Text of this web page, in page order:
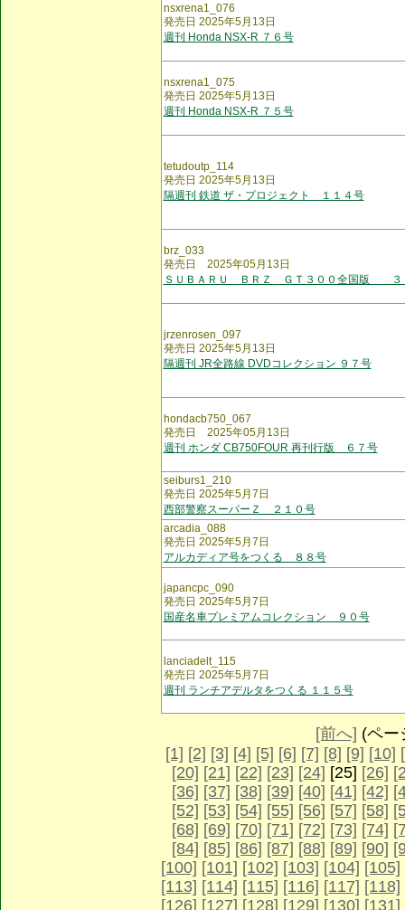
nsxrena1_076
発売日 2025年5月13日
週刊 Honda NSX-R ７６号
nsxrena1_075
発売日 2025年5月13日
週刊 Honda NSX-R ７５号
tetudoutp_114
発売日 2025年5月13日
隔週刊 鉄道 ザ・プロジェクト １１４号
brz_033
発売日 2025年05月13日
ＳＵＢＡＲＵ ＢＲＺ ＧＴ３００全国版 ３
jrzenrosen_097
発売日 2025年5月13日
隔週刊 JR全路線 DVDコレクション ９７号
hondacb750_067
発売日 2025年05月13日
週刊 ホンダ CB750FOUR 再刊行版 ６７号
seiburs1_210
発売日 2025年5月7日
西部警察スーパーＺ ２１０号
arcadia_088
発売日 2025年5月7日
アルカディア号をつくる ８８号
japancpc_090
発売日 2025年5月7日
国産名車プレミアムコレクション ９０号
lanciadelt_115
発売日 2025年5月7日
週刊 ランチアデルタをつくる １１５号
[前へ] (ペ
[1] [2] [3] [4] [5] [6] [7] [8] [9] [10]
[20] [21] [22] [23] [24] [25] [26]
[36] [37] [38] [39] [40] [41] [42]
[52] [53] [54] [55] [56] [57] [58]
[68] [69] [70] [71] [72] [73] [74]
[84] [85] [86] [87] [88] [89] [90]
[100] [101] [102] [103] [104] [105]
[113] [114] [115] [116] [117] [118]
[126] [127] [128] [129] [130] [131]